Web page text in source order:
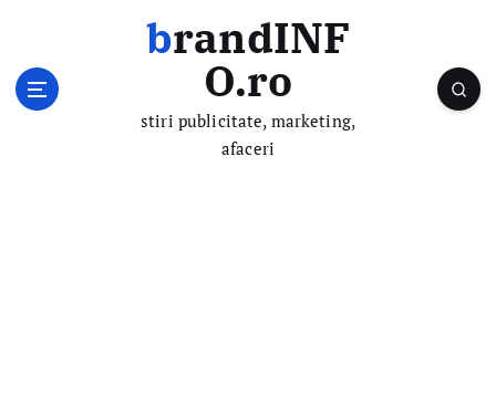
brandINF
O.ro
stiri publicitate, marketing,
afaceri